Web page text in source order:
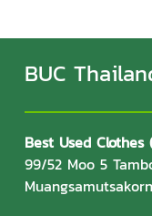
BUC
Best Used
99/52 Moo 5